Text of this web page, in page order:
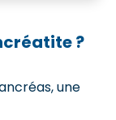
?
une